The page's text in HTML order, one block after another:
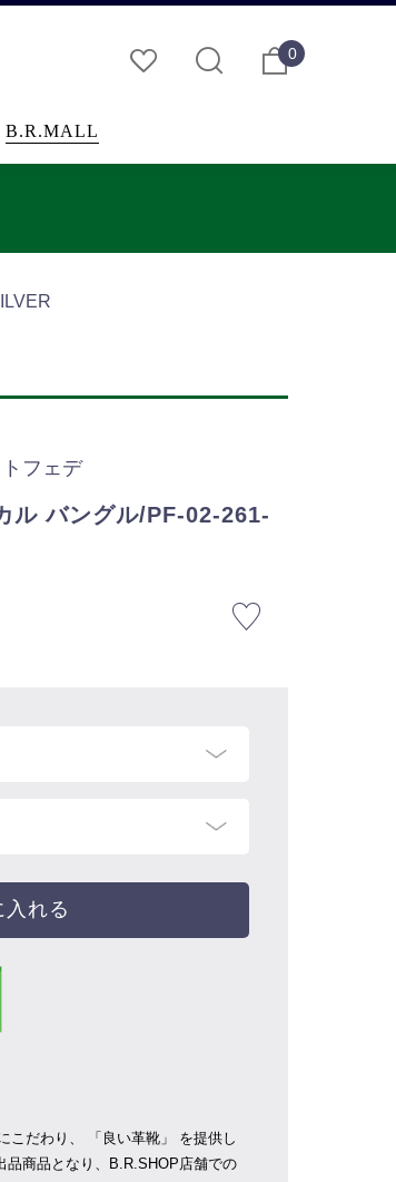
0
B.R.MALL
フェデ
ル バングル/PF-02-261-
入れる
こだわり、 「良い革靴」 を提供し
品商品となり、B.R.SHOP店舗での